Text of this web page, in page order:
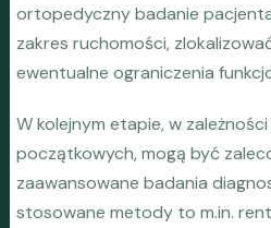
ortopedyczny badanie
zakres ruchomości,
ewentualne ograniczenia
W kolejnym etapie, w
początkowych, mogą być
zaawansowane badania
stosowane metody to m.in.